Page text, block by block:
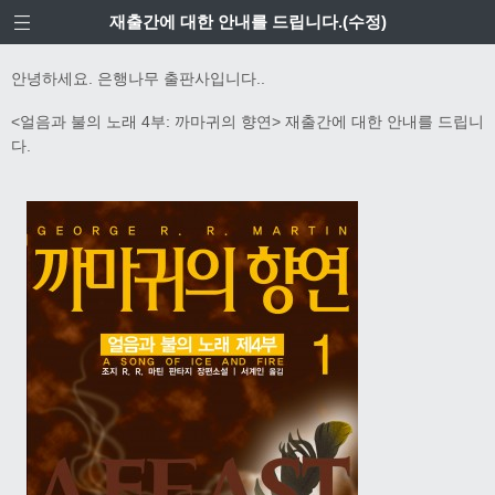
재출간에 대한 안내를 드립니다.(수정)
안녕하세요. 은행나무 출판사입니다..
<얼음과 불의 노래 4부: 까마귀의 향연> 재출간에 대한 안내를 드립니
다.